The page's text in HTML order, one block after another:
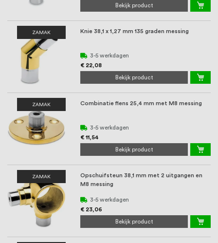
Bekijk product
ZAMAK Knie 38,1 x 1,27 mm 135 graden messing
3-5 werkdagen
€ 22,08
Bekijk product
ZAMAK Combinatie flens 25,4 mm met M8 messing
3-5 werkdagen
€ 11,54
Bekijk product
ZAMAK
Opschuifsteun 38,1 mm met 2 uitgangen en
M8 messing
3-5 werkdagen
€ 23,06
Bekijk product